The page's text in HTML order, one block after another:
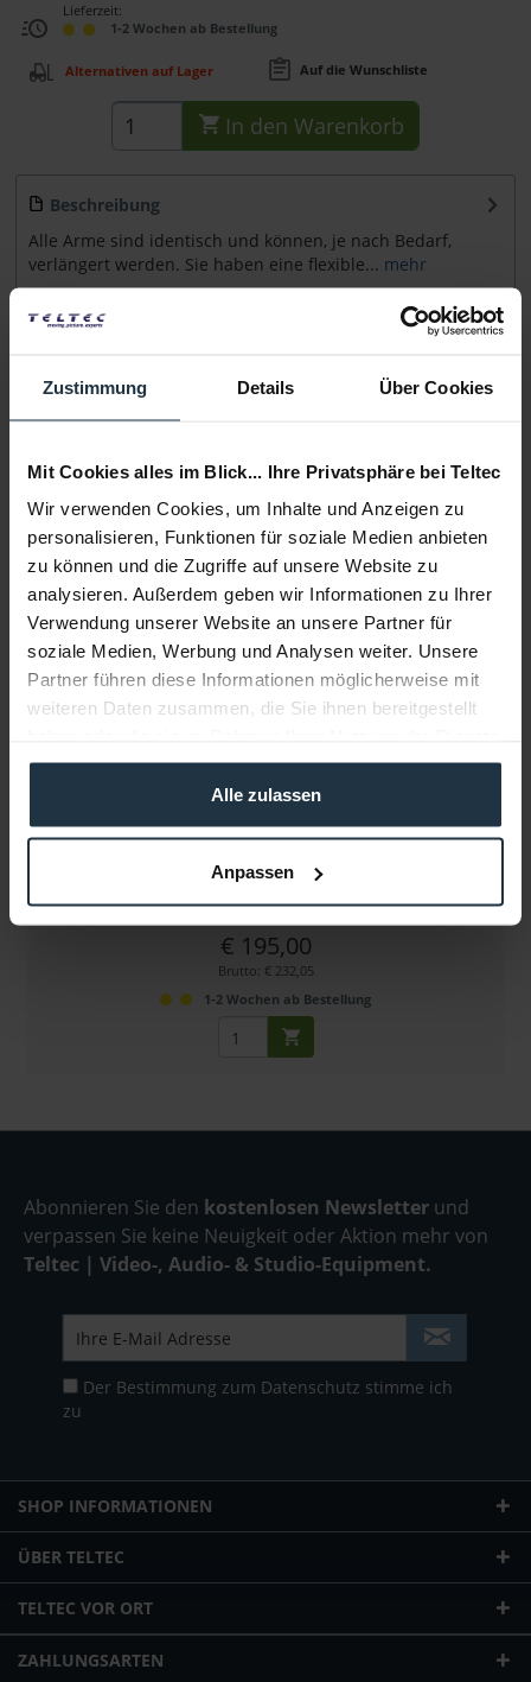
Zustimmung Details Über Cookies
Mit Cookies alles im Blick... Ihre Privatsphäre bei Teltec
Wir verwenden Cookies, um Inhalte und Anzeigen zu
personalisieren, Funktionen für soziale Medien anbieten
zu können und die Zugriffe auf unsere Website zu
analysieren. Außerdem geben wir Informationen zu Ihrer
Verwendung unserer Website an unsere Partner für
soziale Medien, Werbung und Analysen weiter. Unsere
Partner führen diese Informationen möglicherweise mit
weiteren Daten zusammen, die Sie ihnen bereitgestellt
gesammelt haben.
Alle zulassen
Anpassen
Lieferzeit:
1-2 Wochen ab Bestellung
Alternativen auf Lager Auf die Wunschliste
In den Warenkorb
Beschreibung
Alle Arme sind identisch und können, je nach Bedarf,
verlängert werden. Sie haben eine flexible... mehr
Beratung
Medien
Infos zu Hersteller & Produktsicherheit
Folgende Infos zum Hersteller sind verfübar......mehr
Weitere Artikel von Panther ansehen
Exzentersitz, wärmeisoliert für Dolly
€ 195,00
Brutto: € 232,05
1-2 Wochen ab Bestellung
Abonnieren Sie den kostenlosen Newsletter und
verpassen Sie keine Neuigkeit oder Aktion mehr von
Teltec | Video-, Audio- & Studio-Equipment.
Der Bestimmung zum Datenschutz stimme ich
zu
SHOP INFORMATIONEN
ÜBER TELTEC
TELTEC VOR ORT
ZAHLUNGSARTEN